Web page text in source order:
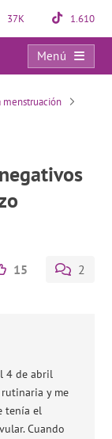
37K 1.610
Menú
menstruación
15 2
4 de abril
y me
tenía el
Cuando